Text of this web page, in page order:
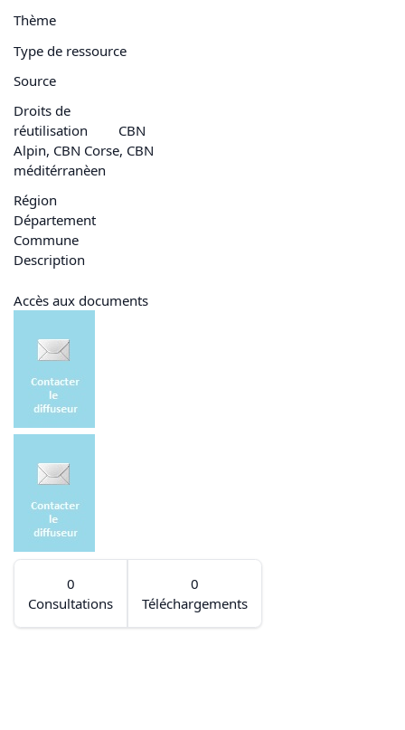
Thème
Type de ressource
Source
Droits de
réutilisation
CBN
Alpin, CBN Corse, CBN
méditérranèen
Région
Département
Commune
Description
Accès aux documents
0
Consultations
0
Téléchargements